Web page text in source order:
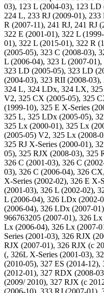
03), 123 L (2004-03), 123
224 L, 233 RJ (2009-01), 233
R (2007-11), 241 RJ, 241 RJ
322 E (2001-01), 322 L
01), 322 L (2015-01), 322 R
(2005-05), 323 C (2008-03),
L (2006-04), 323 L (2007-
323 LD (2005-05), 323 LD
(2004-03), 323 RII (2008-03),
324 L, 324 LDx, 324 LX,
V2, 325 CX (2005-05), 325
(1999-10), 325 E X-Series
325 L, 325 LDx (2005-05),
325 Lx (2000-01), 325 Lx
(2005-05) V2, 325 Lx (2008-
325 RJ X-Series (2000-01),
05), 325 RJX (2008-03), 325
326 C (2001-03), 326 C
03), 326 C (2006-04), 326
X-Series (2002-02), 326 E X-
(2001-03), 326 L (2002-02),
L (2006-04), 326 LDx
(2006-04), 326 LDx (2007-
966763205 (2007-01), 326
Lx (2006-04), 326 Lx (2007-
Series (2001-03), 326 RJX
RJX (2007-01), 326 RJX (c
(, 326L X-Series (2001-03),
(2010-05), 327 ES (2014-
(2012-01), 327 RDX (2008-
(2009/ 2010), 327 RJX (c
(2006-10), 333 RJ (2007-01),